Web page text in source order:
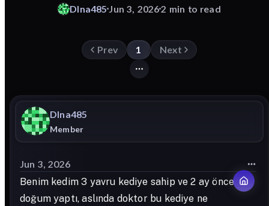
Dlna485 Jun 3, 20262 min to read
Prev 1 Next
Dlna485
Member
Jun 3, 2026
Benim kedim 3 yavru kediye sahip ve 2 ay önce
doğum yaptı, aslında doktor bu kediye ne